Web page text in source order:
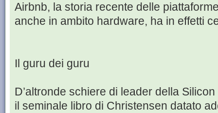
Airbnb, la storia recente delle
anche in ambito hardware, ha in effetti
Il guru dei guru
D’altronde schiere di leader della
il seminale libro di Christensen datato